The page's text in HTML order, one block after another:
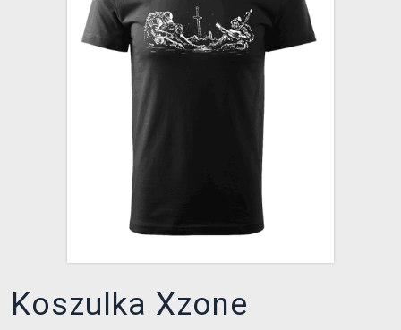
TRANSPORT
Koszulka Xzone